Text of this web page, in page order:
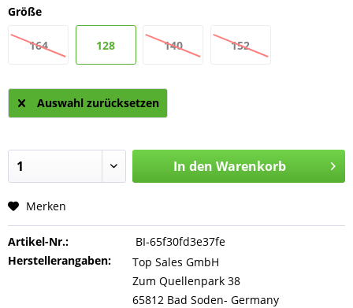
Größe
164 128 140 152
Auswahl zurücksetzen
In den Warenkorb
Merken
Artikel-Nr.:
BI-65f30fd3e37fe
Herstellerangaben:
Top Sales GmbH
Zum Quellenpark 38
65812 Bad Soden- Germany